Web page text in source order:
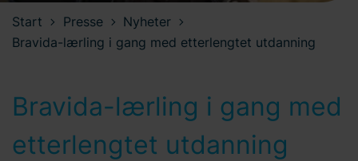
Start Presse
Nyheter
Bravida-lærling i gang med etterlengtet utdanning
Bravida-lærling i gang med
etterlengtet utdanning